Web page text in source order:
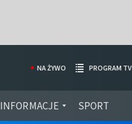
INFORMACJE SPORT
NA ŻYWO PROGRAM TV